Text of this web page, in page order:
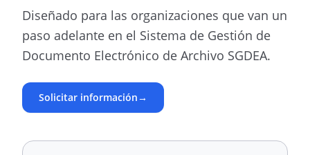
Diseñado para las organizaciones que van un
paso adelante en el Sistema de Gestión de
Documento Electrónico de Archivo SGDEA.
Solicitar información→